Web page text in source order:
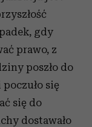
gdy
prawo, z
poszło do
się
się do
dostawało